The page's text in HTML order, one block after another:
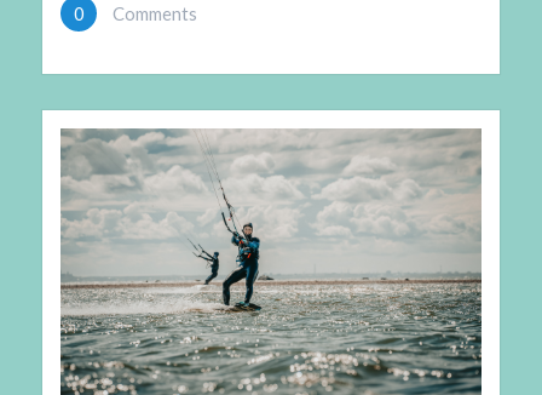
0 Comments